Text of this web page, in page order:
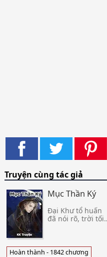
Truyện cùng tác giả
Mục Thần Ký
Đại Khư tổ huấn
đã nói rõ, trời tối
đứa bé được
Hoàn thành - 1842 chương